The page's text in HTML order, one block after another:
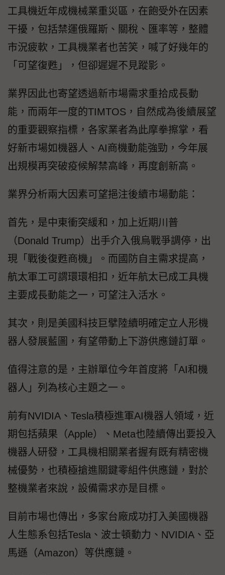
工具機近年成機械業重災區，在飽受外在因素
干擾，包括禁運俄羅斯、關稅、匯率等，整體
市況疲軟，工具機業者也苦笑，喊了好幾年的
「可望復甦」，但卻遲遲不見蹤影。
業界因此也寄望透過新市場需求重拾成長動
能，而兩年一度的TIMTOS，自然成為後續展望
的重要觀察指標，各家業者為此摩拳擦掌，看
好新市場如機器人、AI商機動能強勁，今年展
出規模再突破疫候解禁高峰，再度創新高。
業界分析兩大因素可望挹注後續市場動能：
首先，是中東衝突緩和，加上近期川普
（Donald Trump）出手介入俄烏戰爭調停，出
現「戰後復甦商機」。而國防自主需求提高，
航太軍工可謂環環相扣，近年航太已成工具機
主要成長動能之一，可望注入活水。
其次，則是美國科技巨擘陸續明確定立人形機
器人發展藍圖，有望帶動上下游供應鏈訂單。
值得注意的是，主辦單位今年首度將「AI和機
器人」列為核心主題之一。
前有NVIDIA、Tesla積極進軍AI機器人領域，近
期包括蘋果（Apple）、Meta也陸續傳出要投入
機器人研發，工具機相關業者握有既有精密機
械優勢，也積極搶進關鍵零組件供應鏈，對於
整機業者來說，設備需求亦是目標。
目前市場也傳出，多家台廠成功打入美國機器
人生態系包括Tesla、波士頓動力、NVIDIA、亞
馬遜（Amazon）等供應鏈。